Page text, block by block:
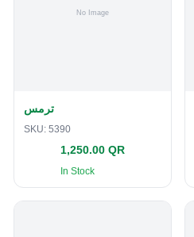
ترمس
SKU: 5390
1,250.00 QR
In Stock